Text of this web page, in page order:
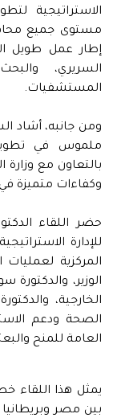
الاستراتيجية
مستوى جميع
إطار عمل طويل
السريري،
المستشفيات.
ومن جانبه، أشاد
ملموس في
بالتعاون مع
وكفاءات متميزة
حضر اللقاء
للإدارة
المركزية
الوزير، والدكتورة
الخارجية،
الصحة ودعم
العامة للمنح
يمثل هذا اللقاء
بين مصر